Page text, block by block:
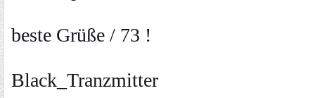
beste Grüße / 73 !
Black_Tranzmitter